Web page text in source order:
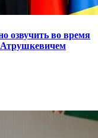
озвучить во время